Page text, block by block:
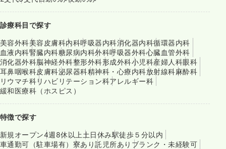
診療科目で探す
美容外科美容皮膚科内科呼吸器内科消化器内科循環器内科
血液内科腎臓内科糖尿病内科外科呼吸器外科心臓血管外科
消化器外科脳神経外科整形外科形成外科小児科産婦人科眼科
耳鼻咽喉科皮膚科泌尿器科精神科・心療内科放射線科麻酔科
リウマチ科リハビリテーション科アレルギー科
緩和医療科（ホスピス）
特徴で探す
新規オープン4週8休以上 土日休み駅徒歩５分以内
車通勤可（駐車場有） 寮あり託児所あり ブランク・未経験可